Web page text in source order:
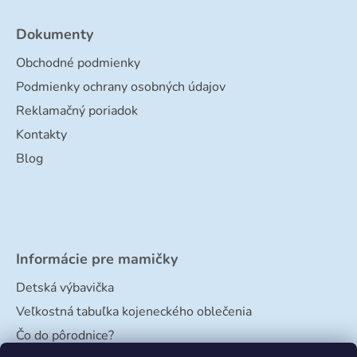
Dokumenty
Obchodné podmienky
Podmienky ochrany osobných údajov
Reklamačný poriadok
Kontakty
Blog
Informácie pre mamičky
Detská výbavička
Veľkostná tabuľka kojeneckého oblečenia
Čo do pôrodnice?